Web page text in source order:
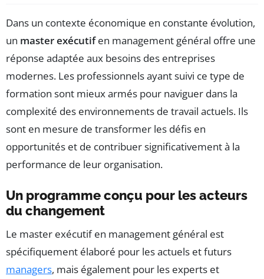
Dans un contexte économique en constante évolution,
un master exécutifen management général offre une
réponse adaptée aux besoins des entreprises
modernes. Les professionnels ayant suivi ce type de
formation sont mieux armés pour naviguer dans la
complexité des environnements de travail actuels. Ils
sont en mesure de transformer les défis en
opportunités et de contribuer significativement à la
performance de leur organisation.
Un programme conçu pour les acteurs
du changement
Le master exécutif en management général est
spécifiquement élaboré pour les actuels et futurs
managers, mais également pour les experts et